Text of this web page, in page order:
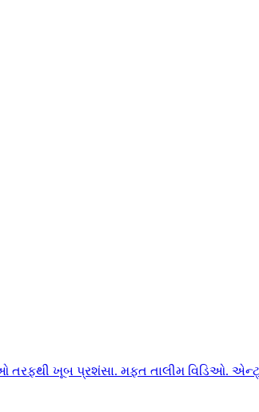
તરફથી ખૂબ પ્રશંસા. મફત તાલીમ વિડિઓ.